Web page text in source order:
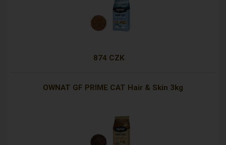
874 CZK
OWNAT GF PRIME CAT Hair & Skin 3kg